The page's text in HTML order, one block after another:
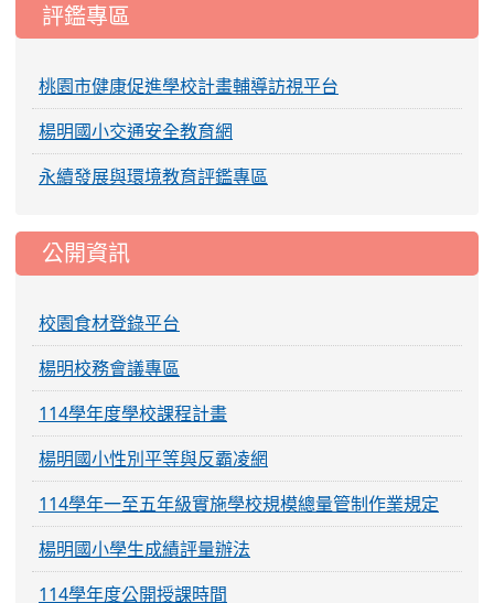
評鑑專區
桃園市健康促進學校計畫輔導訪視平台
楊明國小交通安全教育網
永續發展與環境教育評鑑專區
公開資訊
校園食材登錄平台
楊明校務會議專區
114學年度學校課程計畫
楊明國小性別平等與反霸凌網
114學年一至五年級實施學校規模總量管制作業規定
楊明國小學生成績評量辦法
114學年度公開授課時間